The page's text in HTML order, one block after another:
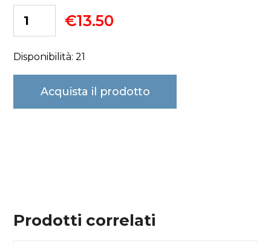
€13.50
Disponibilità: 21
Acquista il prodotto
Prodotti correlati